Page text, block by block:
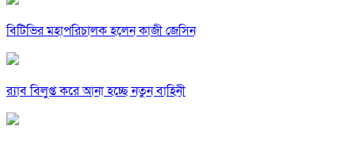
বিটিভির মহাপরিচালক হলেন কাজী জেসিন
র‍্যাব বিলুপ্ত করে আনা হচ্ছে নতুন বাহিনী